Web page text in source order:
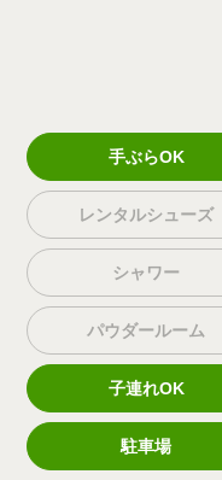
手ぶらOK
レンタルシューズ
シャワー
パウダールーム
子連れOK
駐車場